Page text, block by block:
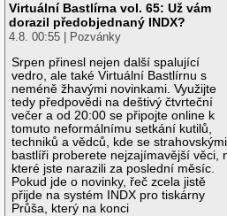
Virtuální Bastlírna vol. 65: Už vám
dorazil předobjednaný INDX?
4.8. 00:55 | Pozvánky
Srpen přinesl nejen další spalující
vedro, ale také Virtuální Bastlírnu s
neméně žhavými novinkami. Využijte
tedy předpovědi na deštivý čtvrteční
večer a od 20:00 se připojte online k
tomuto neformálnímu setkání kutilů,
techniků a vědců, kde se strahovskými
bastlíři proberete nejzajímavější věci,
které jste narazili za poslední měsíc.
Pokud jde o novinky, řeč zcela jistě
přijde na systém INDX pro tiskárny
Průša, který na konci